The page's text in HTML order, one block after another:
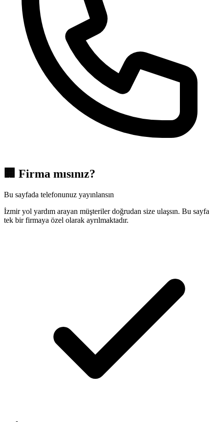
🏢 Firma mısınız?
Bu sayfada telefonunuz yayınlansın
İzmir yol yardım arayan müşteriler doğrudan size ulaşsın. Bu sayfa
tek bir firmaya özel olarak ayrılmaktadır.